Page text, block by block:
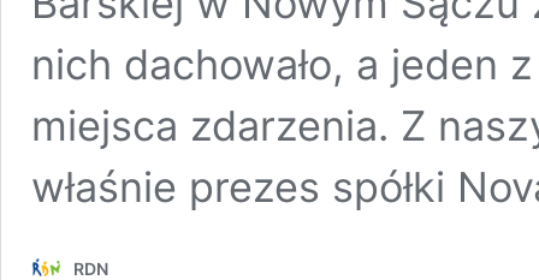
nich dachowało, a jeden
miejsca zdarzenia. Z
właśnie prezes spółki
RDN